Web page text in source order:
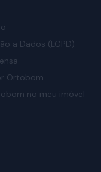
a Dados (LGPD)
Ortobom
no meu imóvel